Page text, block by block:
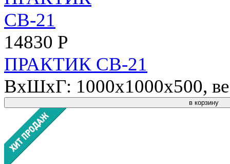
14830 Р
ПРАКТИК СВ-21
ВхШхГ: 1000x1000x500,
в корзину